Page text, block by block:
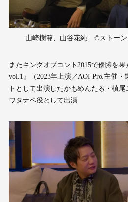
山崎樹範、山谷花純 ©ストーン
またキングオブコント2015で優勝を
vol.1』（2023年上演／AOI Pro.主催・
トとして出演したかもめんたる・槙
ワタナベ役として出演